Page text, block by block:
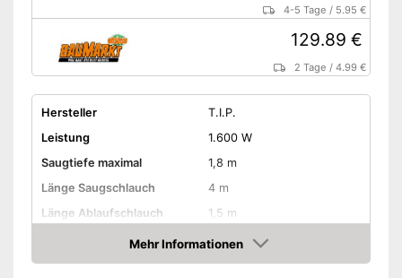
4-5 Tage / 5.95 €
129.89 €
2 Tage /4.99 €
Hersteller
T.I.P.
Leistung
1.600 W
Saugtiefe maximal
1,8 m
Länge Saugschlauch
4 m
Länge Ablaufschlauch
1,5 m
30 l
Länge Kabel
Kabellos
Mehr Informationen
Amazon